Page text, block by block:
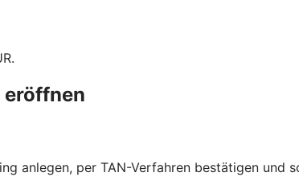
eröffnen
anlegen, per TAN-Verfahren bestätigen und